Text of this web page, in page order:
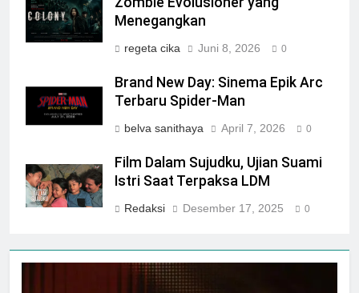
Menegangkan
regeta cika Juni 8, 2026 0
Brand New Day: Sinema Epik Arc
Terbaru Spider-Man
belva sanithaya April 7, 2026 0
Film Dalam Sujudku, Ujian Suami
Istri Saat Terpaksa LDM
Redaksi Desember 17, 2025 0